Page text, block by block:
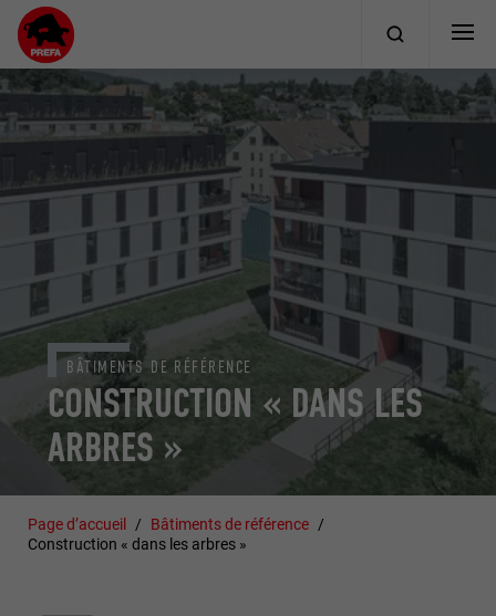
CONSTRUCTION « DANS LES
ARBRES »
BÂTIMENTS DE RÉFÉRENCE
Page d’accueil
Bâtiments de référence
Construction « dans les arbres »